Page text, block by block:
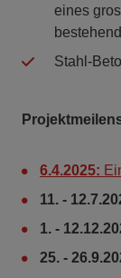
eines
Stahl-
6.4.2025:
11. -
1. -
25. -